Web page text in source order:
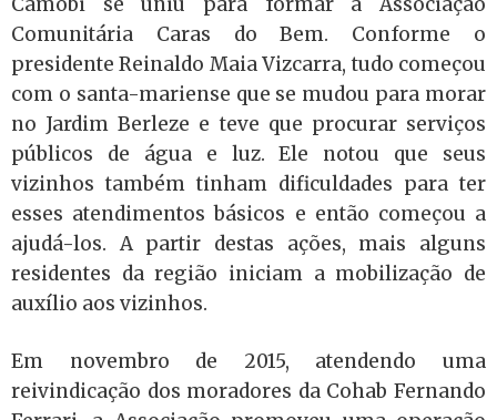
Comunitária Caras do Bem. Conforme o
presidente Reinaldo Maia Vizcarra, tudo começou
com o santa-mariense que se mudou para morar
no Jardim Berleze e teve que procurar serviços
públicos de água e luz. Ele notou que seus
vizinhos também tinham dificuldades para ter
esses atendimentos básicos e então começou a
ajudá-los. A partir destas ações, mais alguns
residentes da região iniciam a mobilização de
auxílio aos vizinhos.
Em novembro de 2015, atendendo uma
reivindicação dos moradores da Cohab Fernando